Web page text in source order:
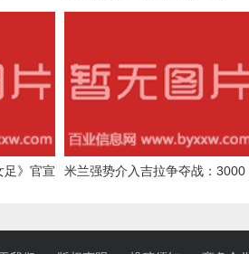
足》官宣
米兰强势介入吉拉争夺战：3000